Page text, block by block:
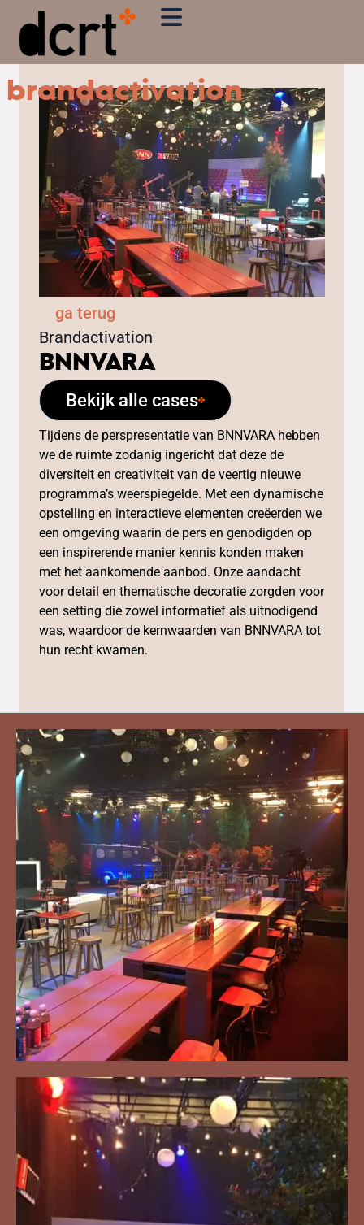
brandactivation
ga terug
Brandactivation
BNNVARA
Bekijk alle cases
Tijdens de perspresentatie van BNNVARA hebben
we de ruimte zodanig ingericht dat deze de
diversiteit en creativiteit van de veertig nieuwe
programma’s weerspiegelde. Met een dynamische
opstelling en interactieve elementen creëerden we
een omgeving waarin de pers en genodigden op
een inspirerende manier kennis konden maken
met het aankomende aanbod. Onze aandacht
voor detail en thematische decoratie zorgden voor
een setting die zowel informatief als uitnodigend
was, waardoor de kernwaarden van BNNVARA tot
hun recht kwamen.